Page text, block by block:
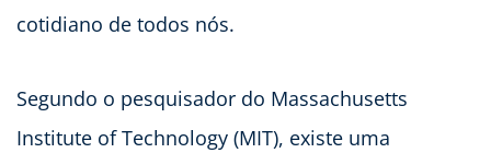
cotidiano de todos nós.
Segundo o pesquisador do Massachusetts
Institute of Technology (MIT), existe uma